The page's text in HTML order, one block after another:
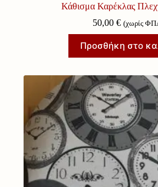
Κάθισμα Καρέκλας
50,00 € (χωρίς
Προσθήκη στο